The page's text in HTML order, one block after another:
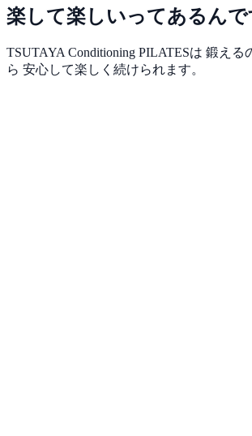
楽して楽しいってあるんで
TSUTAYA Conditioning PILATESは 鍛え
ら 安心して楽しく続けられます。